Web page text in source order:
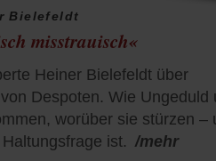
Bielefeldt
misstrauisch«
Heiner Bielefeldt über
Despoten. Wie Ungeduld
worüber sie stürzen –
ist. /mehr